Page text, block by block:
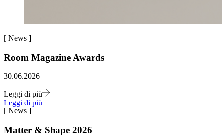
[ News ]
Room Magazine Awards
30.06.2026
Leggi di più
Leggi di più
[ News ]
Matter & Shape 2026